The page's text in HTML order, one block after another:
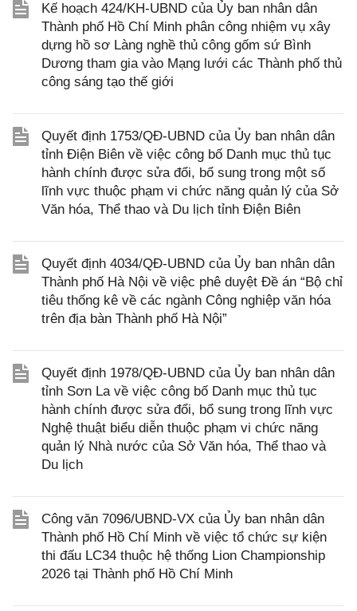
Kế hoạch 424/KH-UBND của Ủy ban nhân dân
Thành phố Hồ Chí Minh phân công nhiệm vụ xây
dựng hồ sơ Làng nghề thủ công gốm sứ Bình
Dương tham gia vào Mạng lưới các Thành phố thủ
công sáng tạo thế giới
Quyết định 1753/QĐ-UBND của Ủy ban nhân dân
tỉnh Điện Biên về việc công bố Danh mục thủ tục
hành chính được sửa đổi, bổ sung trong một số
lĩnh vực thuộc phạm vi chức năng quản lý của Sở
Văn hóa, Thể thao và Du lịch tỉnh Điện Biên
Quyết định 4034/QĐ-UBND của Ủy ban nhân dân
Thành phố Hà Nội về việc phê duyệt Đề án “Bộ chỉ
tiêu thống kê về các ngành Công nghiệp văn hóa
trên địa bàn Thành phố Hà Nội”
Quyết định 1978/QĐ-UBND của Ủy ban nhân dân
tỉnh Sơn La về việc công bố Danh mục thủ tục
hành chính được sửa đổi, bổ sung trong lĩnh vực
Nghệ thuật biểu diễn thuộc phạm vi chức năng
quản lý Nhà nước của Sở Văn hóa, Thể thao và
Du lịch
Công văn 7096/UBND-VX của Ủy ban nhân dân
Thành phố Hồ Chí Minh về việc tổ chức sự kiện
thi đấu LC34 thuộc hệ thống Lion Championship
2026 tại Thành phố Hồ Chí Minh